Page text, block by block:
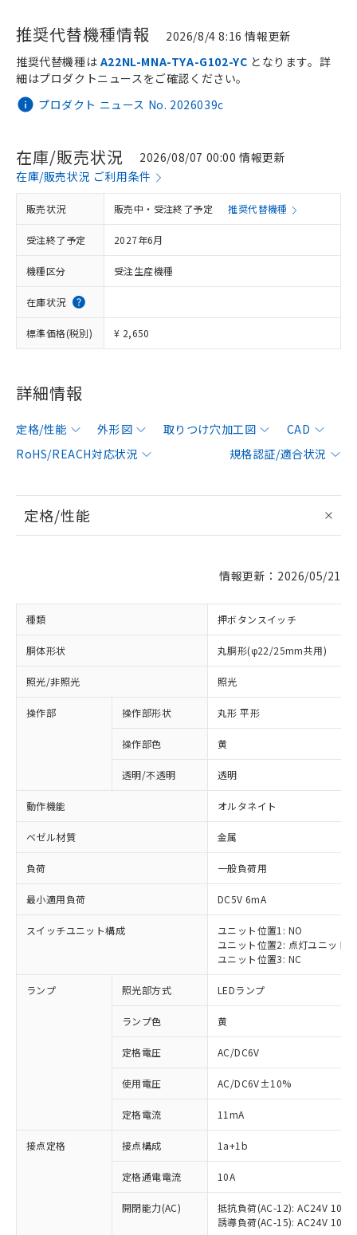
推奨代替機種情報 2026/8/4 8:16 情報更新
プロダクト ニュース No. 2026039c
推奨代替機種は A22NL-MNA-TYA-G102-YC となります。詳
細はプロダクトニュースをご確認ください。
在庫/販売状況
2026/08/07 00:00 情報更新
在庫/販売状況 ご利用条件
販売状況 販売中・受注終了予定 推奨代替機種
受注終了予定 2027年6月
機種区分 受注生産機種
在庫状況
標準価格(税別) ¥ 2,650
詳細情報
定格/性能 外形図 取りつけ穴加工図
CAD
RoHS/REACH対応状況
規格認証/適合状況
定格/性能
情報更新：2026/05/21
種類 押ボタンスイッチ
胴体形状 丸胴形(φ22/25mm共用)
照光/非照光 照光
操作部 操作部形状 丸形 平形
操作部色 黄
透明/不透明 透明
動作機能 オルタネイト
ベゼル材質 金属
負荷 一般負荷用
最小適用負荷 DC5V 6mA
スイッチユニット構成
ユニット位置1: NO
ユニット位置2: 点灯ユニット
ユニット位置3: NC
ランプ 照光部方式 LEDランプ
ランプ色 黄
定格電圧 AC/DC6V
使用電圧 AC/DC6V±10%
定格電流 11mA
接点定格 接点構成 1a+1b
定格通電電流 10A
開閉能力(AC)
抵抗負荷(AC-12): AC24V 10A/
誘導負荷(AC-15): AC24V
ご利用条件
ご利用ください。
非含有に対応した製品が提供可能な商品で
有に対応した製品に切り替える予定のある
対応予定なし：EU RoHS指令（10物質）の
非含有に非対応の商品で、対応品を出す予
定はありません。
調査・確認中：EU RoHS指令（10物質）の